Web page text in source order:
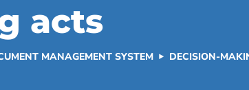
acts
MANAGEMENT SYSTEM DECISION-